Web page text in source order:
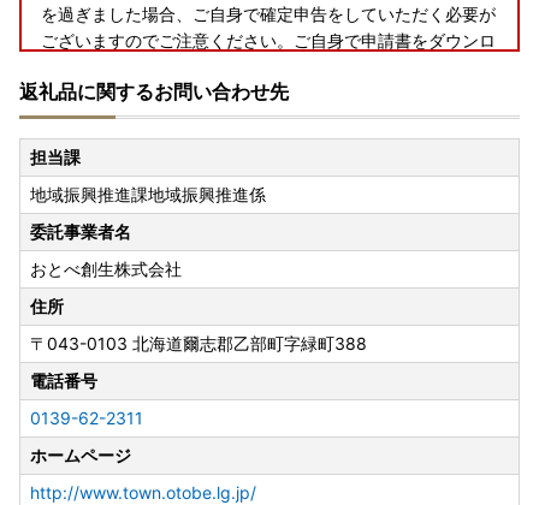
を過ぎました場合、ご自身で確定申告をしていただく必要が
ございますのでご注意ください。ご自身で申請書をダウンロ
棄していただくようお願いいたします。
返礼品に関するお問い合わせ先
担当課
地域振興推進課地域振興推進係
委託事業者名
おとべ創生株式会社
住所
〒043-0103 北海道爾志郡乙部町字緑町388
電話番号
0139-62-2311
ホームページ
http://www.town.otobe.lg.jp/